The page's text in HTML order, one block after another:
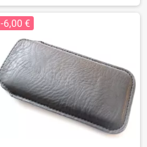
-6,00 €